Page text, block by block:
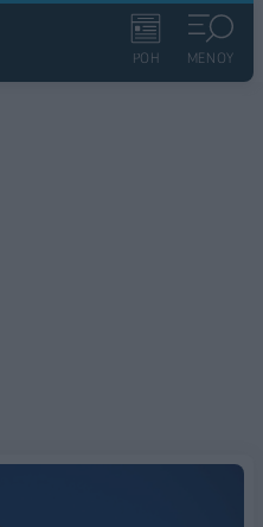
ΡΟΗ ΜΕΝΟΥ